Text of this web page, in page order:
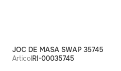
JOC DE MASA SWAP 35745
ArticolRI-00035745